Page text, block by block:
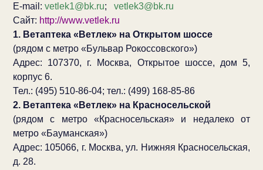
E-mail: vetlek1@bk.ru; vetlek3@bk.ru
Сайт: http://www.vetlek.ru
1. Ветаптека «Ветлек» на Открытом шоссе
(рядом с метро «Бульвар Рокоссовского»)
Адрес: 107370, г. Москва, Открытое шоссе, дом 5,
корпус 6.
Тел.: (495) 510-86-04; тел.: (499) 168-85-86
2. Ветаптека «Ветлек» на Красносельской
(рядом с метро «Красносельская» и недалеко от
метро «Бауманская»)
Адрес: 105066, г. Москва, ул. Нижняя Красносельская,
д. 28.